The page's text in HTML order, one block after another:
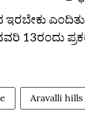
13ರಂದು
Aravalli hills